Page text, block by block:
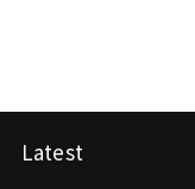
Latest